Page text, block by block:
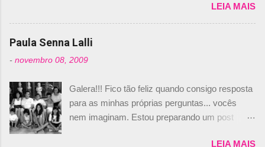
dois brasileiros”, explicou, dizendo ainda que
não tem nada contra o filho do tricampeão
Nelson Piquet. “Ele é um bom piloto, rápido e
experiente.” Audetto disse ainda que a suposta
não corresponde à realidade. “O suposto 15%
de investimento seria menor do que aquilo que
outros pilotos podem trazer: italianos, r...
truth but I’ve never had an option in my contract so that’s
should, pretty much, tell you that it’s not true." #Kimi7 #EifelGP
#AlfaRomeoRacing pic.twitter.com/77EDVn39Ia — Kimi
Romain falando sobre o fato do Iceman estar há tantos anos na
@RGrosjean ! #EifelGP 🇩🇪 #F1
pic.twitter.com/GSAu1LWnwW — Formula 1 (@F1) October 8,
2020 Beijinhos, Ludy
LEIA MAIS
Paula Senna Lalli
- novembro 08, 2009
Galera!!! Fico tão feliz quando consigo resposta
para as minhas próprias perguntas... vocês
nem imaginam. Estou preparando um post
LEIA MAIS